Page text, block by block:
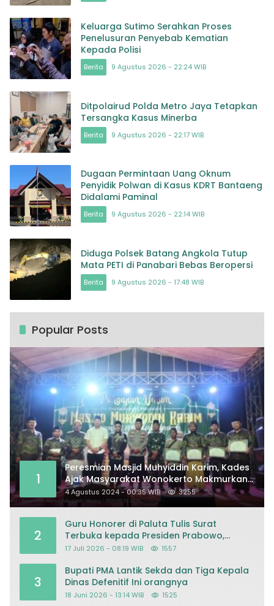
Keluarga Sutimo Serahkan Proses
Penelusuran Penyebab Kematian
Kepada Polisi
Berita 9 Agustus 2026 - 22:24 WIB
Ditpolairud Polda Metro Jaya Tetapkan
Tersangka Kasus Minerba
Berita 9 Agustus 2026 - 22:17 WIB
Dugaan Permintaan Uang Oknum
Penyidik Polwan di Kasus KDRT Bantaeng
Didalami Paminal
Berita 9 Agustus 2026 - 22:14 WIB
Diduga Polsek Batang Angkola Tutup
Mata PETI di Panabari Bebas Beropersi
Berita 9 Agustus 2026 - 17:48 WIB
Popular Posts
1
Peresmian Masjid Muhyiddin Karim, Kades
Ajak Masyarakat Wonokerto Makmurkan
Masjid
4 Agustus 2024 - 00:35 WIB 3255
2
Guru Honorer di Paluta Tulis Surat
Terbuka kepada Presiden Prabowo,
Mohon Keadilan atas Dugaan
17 Juli 2026 - 08:19 WIB 1557
3
Bupati PMA Lantik Sekda dan Tiga Kepala
Dinas Defenitif Ini orangnya
18 Juni 2026 - 13:14 WIB 1525